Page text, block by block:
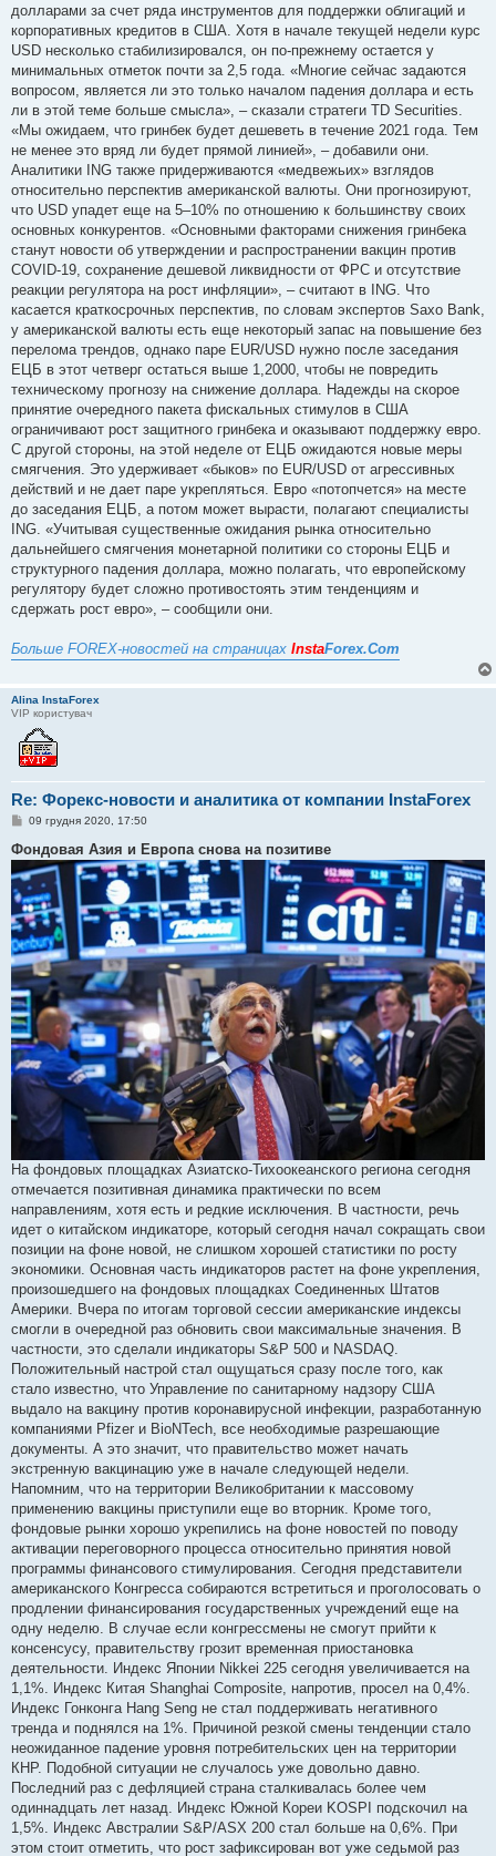
долларами за счет ряда инструментов для поддержки облигаций и
корпоративных кредитов в США. Хотя в начале текущей недели курс
USD несколько стабилизировался, он по-прежнему остается у
минимальных отметок почти за 2,5 года. «Многие сейчас задаются
вопросом, является ли это только началом падения доллара и есть
ли в этой теме больше смысла», – сказали стратеги TD Securities.
«Мы ожидаем, что гринбек будет дешеветь в течение 2021 года. Тем
не менее это вряд ли будет прямой линией», – добавили они.
Аналитики ING также придерживаются «медвежьих» взглядов
относительно перспектив американской валюты. Они прогнозируют,
что USD упадет еще на 5–10% по отношению к большинству своих
основных конкурентов. «Основными факторами снижения гринбека
станут новости об утверждении и распространении вакцин против
COVID-19, сохранение дешевой ликвидности от ФРС и отсутствие
реакции регулятора на рост инфляции», – считают в ING. Что
касается краткосрочных перспектив, по словам экспертов Saxo Bank,
у американской валюты есть еще некоторый запас на повышение без
перелома трендов, однако паре EUR/USD нужно после заседания
ЕЦБ в этот четверг остаться выше 1,2000, чтобы не повредить
техническому прогнозу на снижение доллара. Надежды на скорое
принятие очередного пакета фискальных стимулов в США
ограничивают рост защитного гринбека и оказывают поддержку евро.
С другой стороны, на этой неделе от ЕЦБ ожидаются новые меры
смягчения. Это удерживает «быков» по EUR/USD от агрессивных
действий и не дает паре укрепляться. Евро «потопчется» на месте
до заседания ЕЦБ, а потом может вырасти, полагают специалисты
ING. «Учитывая существенные ожидания рынка относительно
дальнейшего смягчения монетарной политики со стороны ЕЦБ и
структурного падения доллара, можно полагать, что европейскому
регулятору будет сложно противостоять этим тенденциям и
сдержать рост евро», – сообщили они.
Больше FOREX-новостей на страницах InstaForex.Com
Alina InstaForex
VIP користувач
Re: Форекс-новости и аналитика от компании InstaForex
П
в
і
д
о
м
л
е
н
н
я
09 грудня 2020, 17:50
Фондовая Азия и Европа снова на позитиве
На фондовых площадках Азиатско-Тихоокеанского региона сегодня
отмечается позитивная динамика практически по всем
направлениям, хотя есть и редкие исключения. В частности, речь
идет о китайском индикаторе, который сегодня начал сокращать свои
позиции на фоне новой, не слишком хорошей статистики по росту
экономики. Основная часть индикаторов растет на фоне укрепления,
произошедшего на фондовых площадках Соединенных Штатов
Америки. Вчера по итогам торговой сессии американские индексы
смогли в очередной раз обновить свои максимальные значения. В
частности, это сделали индикаторы S&P 500 и NASDAQ.
Положительный настрой стал ощущаться сразу после того, как
стало известно, что Управление по санитарному надзору США
выдало на вакцину против коронавирусной инфекции, разработанную
компаниями Pfizer и BioNTech, все необходимые разрешающие
документы. А это значит, что правительство может начать
экстренную вакцинацию уже в начале следующей недели.
Напомним, что на территории Великобритании к массовому
применению вакцины приступили еще во вторник. Кроме того,
фондовые рынки хорошо укрепились на фоне новостей по поводу
активации переговорного процесса относительно принятия новой
программы финансового стимулирования. Сегодня представители
американского Конгресса собираются встретиться и проголосовать о
продлении финансирования государственных учреждений еще на
одну неделю. В случае если конгрессмены не смогут прийти к
консенсусу, правительству грозит временная приостановка
деятельности. Индекс Японии Nikkei 225 сегодня увеличивается на
1,1%. Индекс Китая Shanghai Composite, напротив, просел на 0,4%.
Индекс Гонконга Hang Seng не стал поддерживать негативного
тренда и поднялся на 1%. Причиной резкой смены тенденции стало
неожиданное падение уровня потребительских цен на территории
КНР. Подобной ситуации не случалось уже довольно давно.
Последний раз с дефляцией страна сталкивалась более чем
одиннадцать лет назад. Индекс Южной Кореи KOSPI подскочил на
1,5%. Индекс Австралии S&P/ASX 200 стал больше на 0,6%. При
этом стоит отметить, что рост зафиксирован вот уже седьмой раз